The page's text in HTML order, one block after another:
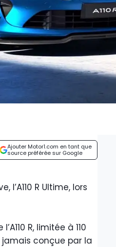
Ajouter Motor1.com en tant que
source préférée sur Google
R Ultime, lors
R, limitée à 110
jamais conçue par la